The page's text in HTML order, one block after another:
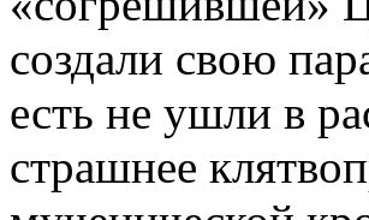
создали свою
есть не ушли в
страшнее